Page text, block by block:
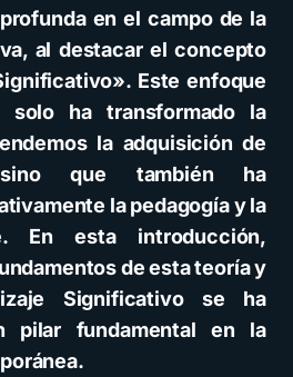
en el campo de la
al destacar el concepto
Este enfoque
solo ha transformado la
la adquisición de
sino que también ha
la pedagogía y la
En esta introducción,
de esta teoría y
Significativo se ha
pilar fundamental en la